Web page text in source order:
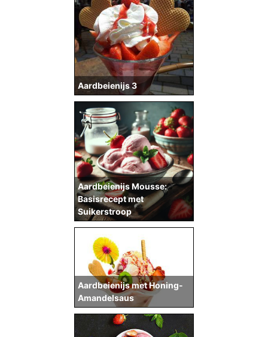
Aardbeienijs 3
Aardbeienijs met Honing-
Amandelsaus
Aardbeienijs Mousse:
Basisrecept met
Suikerstroop